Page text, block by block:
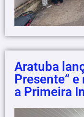
Aratuba
Presente”
a Primeira